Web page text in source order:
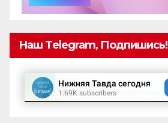
Наш Telegram, Подпишись!